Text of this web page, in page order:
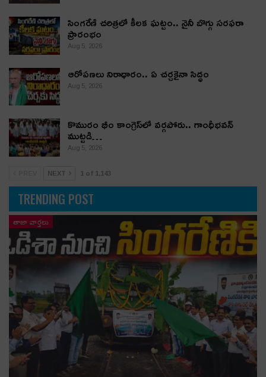
సింగరేణి చరిత్రలో కీలక ఘట్టం.. నైనీ బొగ్గు సరఫరా
ప్రారంభం
Aug 5, 2026
ఆరోపణలు నిరాధారం.. ఏ చర్చకైనా సిద్ధం
Aug 5, 2026
కొమురం భీం కాంగ్రెస్‌లో వర్గపోరు.. గాంధీభవన్
ముట్టడి…
Aug 5, 2026
NEXT 1 of 1,143
TRENDING POST
తాజా వార్తలు